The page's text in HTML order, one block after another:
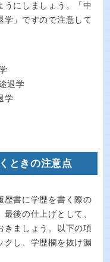
うにしましょう。「中
学」ですので注意して
退学
ときの注意点
歴書に学歴を書く際の
後の仕上げとして、
きましょう。以下の項
クし、学歴欄を抜け漏